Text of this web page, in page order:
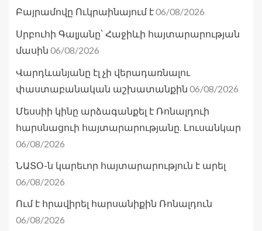
Բայրամովը Ուկրաինայում է06/08/2026
Սրբուհի Գալյանը՝ Հաջիևի հայտարարության
մասին 06/08/2026
Վարդևանյանը էլ չի վերադառնալու
փաստաբանական աշխատանքին 06/08/2026
Մեսսիի կինը արձագանքել է Ռոնալդուի
հարսնացուի հայտարարությանը. Լուսանկար
06/08/2026
ՆԱՏՕ-ն կարեւոր հայտարարություն է արել
06/08/2026
Ում է հրավիրել հարսանիքին Ռոնալդուն
06/08/2026